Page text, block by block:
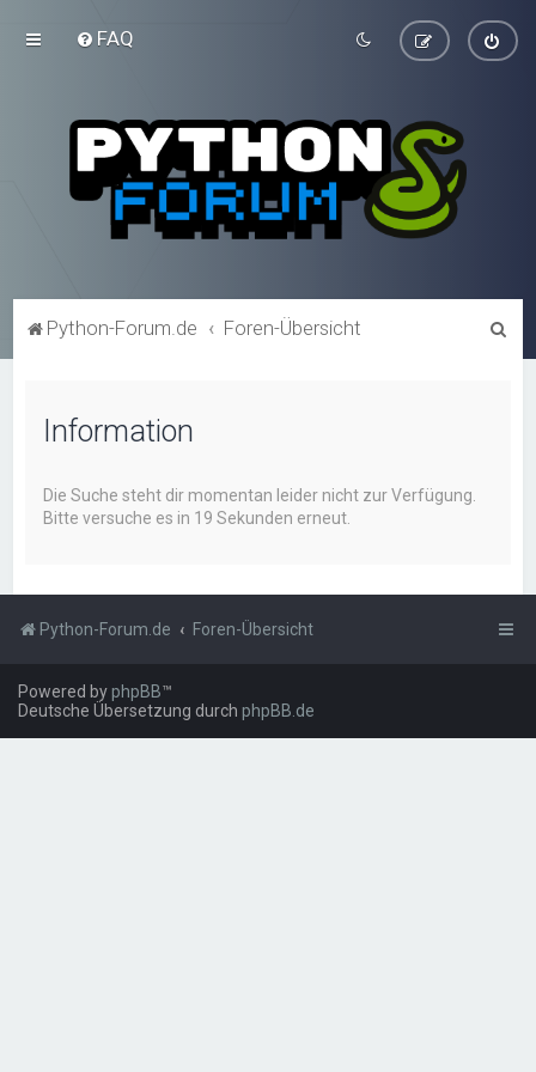
FAQ
Python-Forum.de Foren-Übersicht
Information
Die Suche steht dir momentan leider nicht zur Verfügung.
Bitte versuche es in 19 Sekunden erneut.
Python-Forum.de Foren-Übersicht
Powered byphpBB™
Deutsche Übersetzung durch phpBB.de